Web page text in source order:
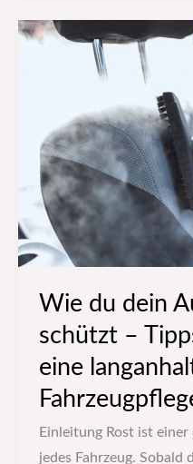
Wie du dein
schützt –
eine
Einleitung Rost ist
jedes Fahrzeug. Sobald
Wie
vor
Rost
schützt
–
Tipps
und
für
eine
langanhaltende
Fahrzeugpflege